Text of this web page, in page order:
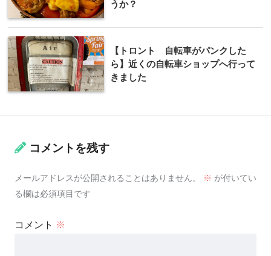
うか？
【トロント 自転車がパンクした
ら】近くの自転車ショップへ行って
きました
コメントを残す
メールアドレスが公開されることはありません。 ※ が付いてい
る欄は必須項目です
コメント ※